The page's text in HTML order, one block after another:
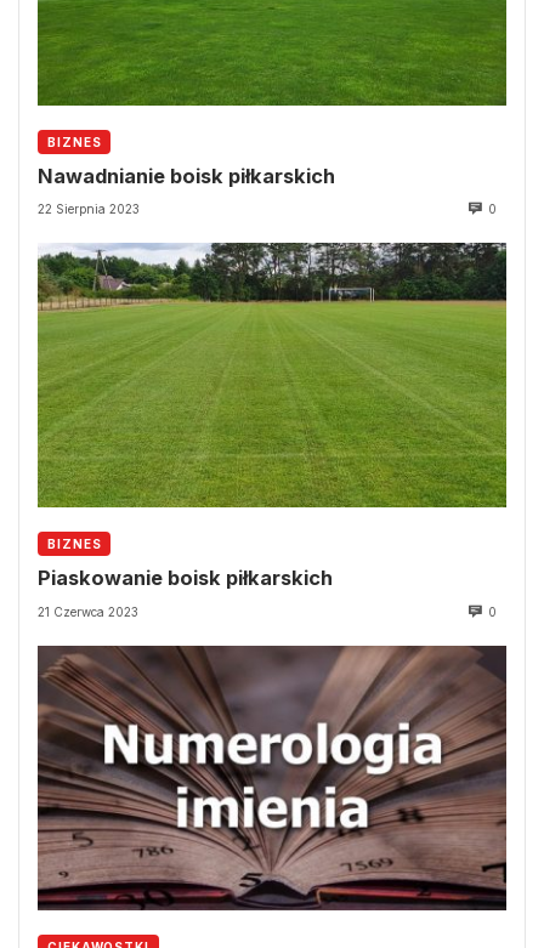
BIZNES
Nawadnianie boisk piłkarskich
22 Sierpnia 2023 0
BIZNES
Piaskowanie boisk piłkarskich
21 Czerwca 2023 0